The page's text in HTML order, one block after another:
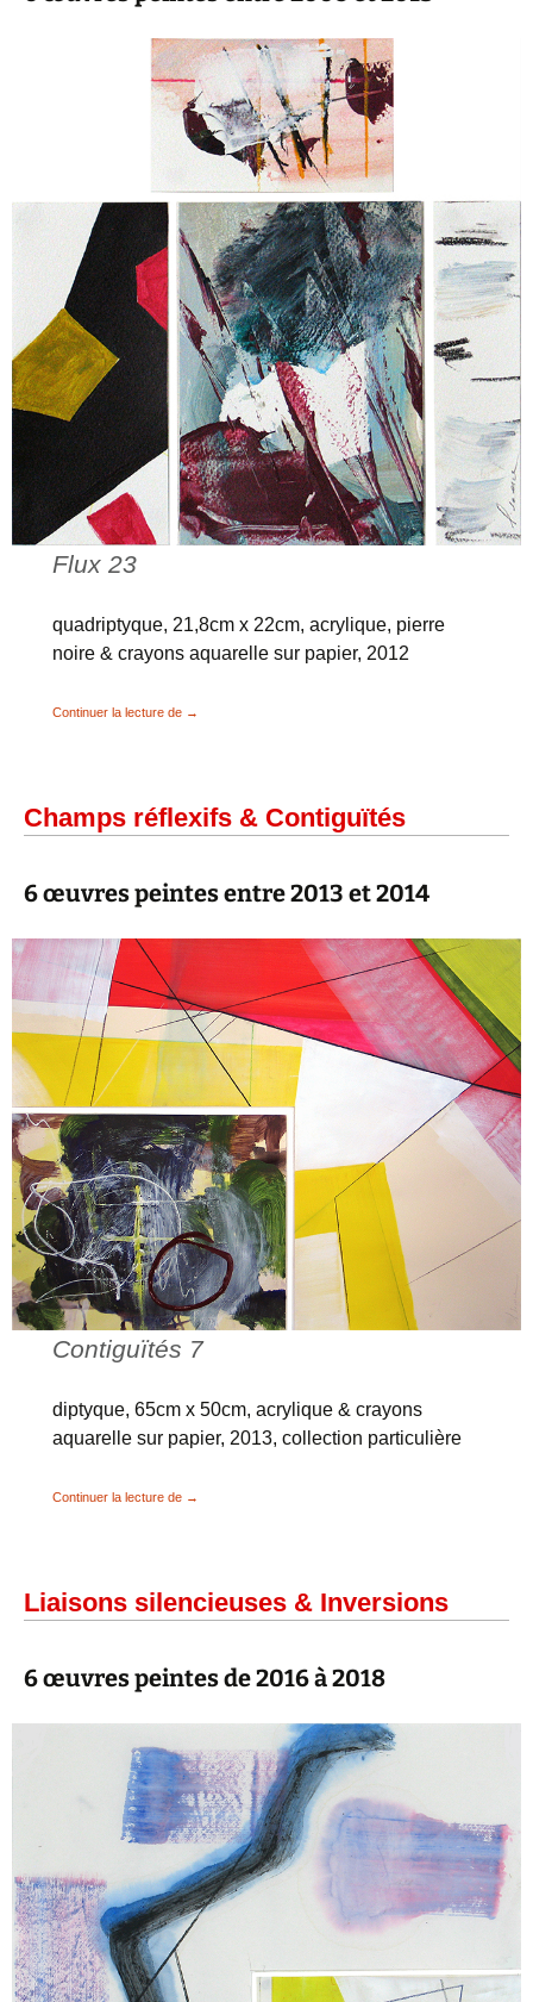
Flux 23
quadriptyque, 21,8cm x 22cm, acrylique, pierre
noire & crayons aquarelle sur papier, 2012
Continuer la lecture de →
Champs réflexifs & Contiguïtés
6 œuvres peintes entre 2013 et 2014
Contiguïtés 7
diptyque, 65cm x 50cm, acrylique & crayons
aquarelle sur papier, 2013, collection particulière
Continuer la lecture de →
Liaisons silencieuses & Inversions
6 œuvres peintes de 2016 à 2018